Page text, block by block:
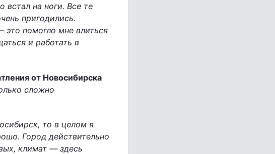
встал на ноги. Все те
пригодились.
помогло мне влиться
и работать в
от Новосибирска
сложно
то в целом я
Город действительно
климат — здесь